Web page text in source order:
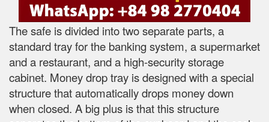
The safe is divided into two separate parts, a
standard tray for the banking system, a supermarket
and a restaurant, and a high-security storage
cabinet. Money drop tray is designed with a special
structure that automatically drops money down
when closed. A big plus is that this structure